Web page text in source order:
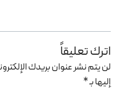
اترك تعليقاً
لن يتم نشر عنوان بريدك الإلكتروني.
إليها بـ*